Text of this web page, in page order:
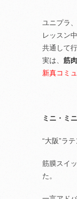
ユニプラ
レッスン
共通して
実は、 筋
新真コミ
ミニ・ミ
“大阪”ラ
筋膜スイ
た。